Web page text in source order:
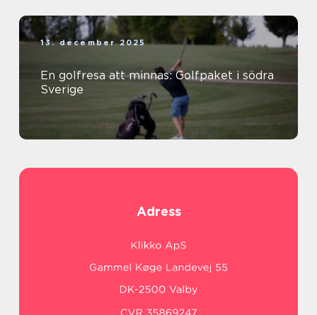
13. december 2025
En golfresa att minnas: Golfpaket i södra
Sverige
Adress